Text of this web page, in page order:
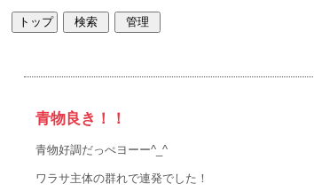
青物良き！！
青物好調だっぺヨーー^_^
ワラサ主体の群れで連発でした！